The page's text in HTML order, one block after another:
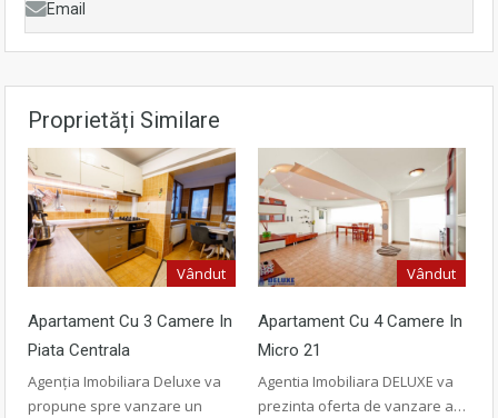
Email
Proprietăți Similare
Vândut
Apartament Cu 3 Camere In
Piata Centrala
Agenția Imobiliara Deluxe va
propune spre vanzare un
Vândut
Apartament Cu 4 Camere In
Micro 21
Agentia Imobiliara DELUXE va
prezinta oferta de vanzare a…